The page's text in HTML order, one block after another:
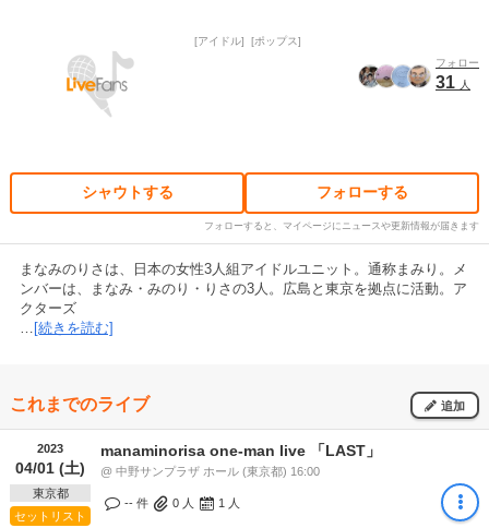
アイドル
ポップス
フォロー
31 人
シャウトする フォローする
フォローすると、マイページにニュースや更新情報が届きます
まなみのりさは、日本の女性3人組アイドルユニット。通称まみり。メ
ンバーは、まなみ・みのり・りさの3人。広島と東京を拠点に活動。ア
クターズ
… [続きを読む]
これまでのライブ 追加
2023
04/01 (土)
東京都
セットリスト
manaminorisa one-man live 「LAST」
@ 中野サンプラザ ホール (東京都) 16:00
-- 件 0 人 1 人